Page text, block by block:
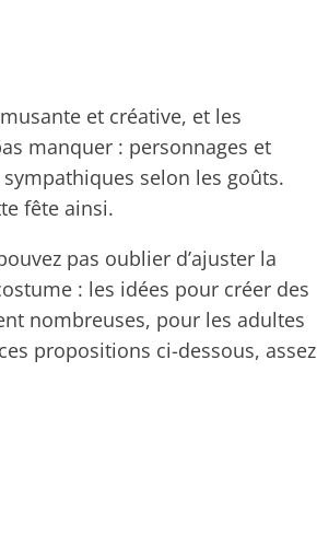
et créative, et les
manquer : personnages et
selon les goûts.
fête ainsi.
pas oublier d’ajuster la
: les idées pour créer des
nombreuses, pour les adultes
propositions ci-dessous, assez